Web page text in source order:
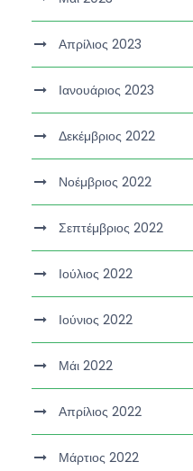
Απρίλιος 2023
Ιανουάριος 2023
Δεκέμβριος 2022
Νοέμβριος 2022
Σεπτέμβριος 2022
Ιούλιος 2022
Ιούνιος 2022
Μάι 2022
Απρίλιος 2022
Μάρτιος 2022